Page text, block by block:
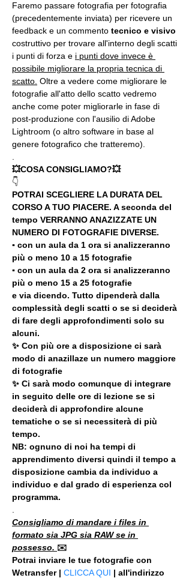
Faremo passare fotografia per fotografia
(precedentemente inviata) per ricevere un
feedback e un commento tecnico e visivo
costruttivo per trovare all'interno degli scatti
i punti di forza e i punti dove invece è
possibile migliorare la propria tecnica di
scatto. Oltre a vedere come migliorare le
fotografie all'atto dello scatto vedremo
anche come poter migliorarle in fase di
post-produzione con l'ausilio di Adobe
Lightroom (o altro software in base al
genere fotografico che tratteremo).
💥COSA CONSIGLIAMO?💥
👇
POTRAI SCEGLIERE LA DURATA DEL
CORSO A TUO PIACERE. A seconda del
tempo VERRANNO ANAZIZZATE UN
NUMERO DI FOTOGRAFIE DIVERSE.
▪️ con un aula da 1 ora si analizzeranno
più o meno 10 a 15 fotografie
▪️ con un aula da 2 ora si analizzeranno
più o meno 15 a 25 fotografie
e via dicendo. Tutto dipenderà dalla
complessità degli scatti o se si deciderà
di fare degli approfondimenti solo su
alcuni.
✨ Con più ore a disposizione ci sarà
modo di anazillaze un numero maggiore
di fotografie
✨ Ci sarà modo comunque di integrare
in seguito delle ore di lezione se si
deciderà di approfondire alcune
tematiche o se si necessiterà di più
tempo.
NB: ognuno di noi ha tempi di
apprendimento diversi quindi il tempo a
disposizione cambia da individuo a
individuo e dal grado di esperienza col
programma.
Consigliamo di mandare i files in
formato sia JPG sia RAW se in
possesso. ✉️
Potrai inviare le tue fotografie con
Wetransfer | CLICCA QUI | all'indirizzo